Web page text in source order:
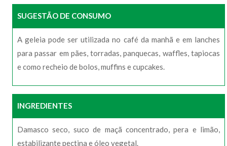
SUGESTÃO DE CONSUMO
A geleia pode ser utilizada no café da manhã e em lanches
para passar em pães, torradas, panquecas, waffles, tapiocas
e como recheio de bolos, muffins e cupcakes.
INGREDIENTES
Damasco seco, suco de maçã concentrado, pera e limão,
estabilizante pectina e óleo vegetal.